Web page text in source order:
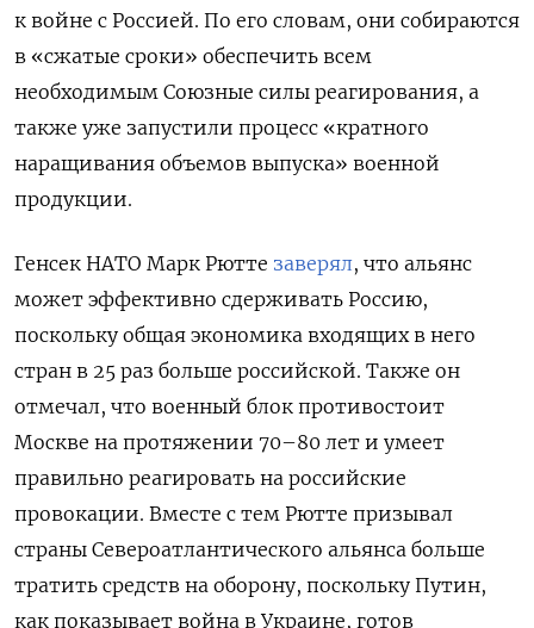
к войне с Россией. По его словам, они собираются
в «сжатые сроки» обеспечить всем
необходимым Союзные силы реагирования, а
также уже запустили процесс «кратного
наращивания объемов выпуска» военной
продукции.
Генсек НАТО Марк Рютте заверял, что альянс
может эффективно сдерживать Россию,
поскольку общая экономика входящих в него
стран в 25 раз больше российской. Также он
отмечал, что военный блок противостоит
Москве на протяжении 70–80 лет и умеет
правильно реагировать на российские
провокации. Вместе с тем Рютте призывал
страны Североатлантического альянса больше
тратить средств на оборону, поскольку Путин,
как показывает война в Украине, готов